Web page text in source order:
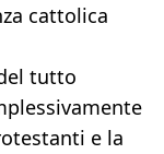
cattolica
tutto
e la